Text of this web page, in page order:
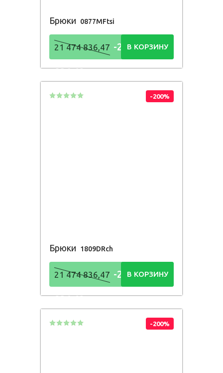
Брюки 0877MFtsi
21 474 836,47 -21 474
836,48Р
В КОРЗИНУ
-200%
Брюки 1809DRch
21 474 836,47 -21 474
836,48Р
В КОРЗИНУ
-200%